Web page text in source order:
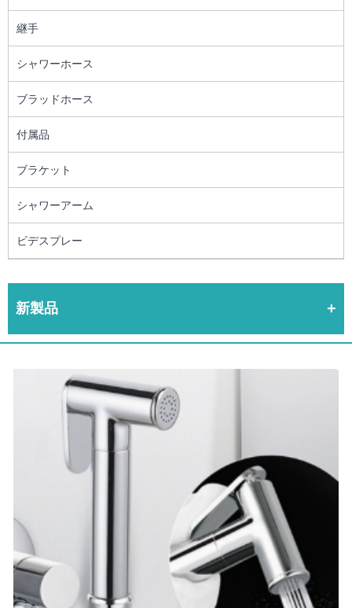
継手
シャワーホース
ブラッドホース
付属品
ブラケット
シャワーアーム
ビデスプレー
新製品